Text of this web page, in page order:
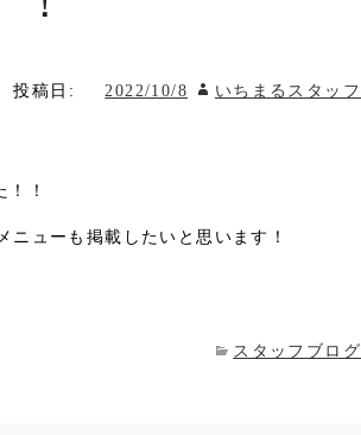
投稿日: 2022/10/8 いちまるスタッフ
！
ューも掲載したいと思います！
スタッフブログ